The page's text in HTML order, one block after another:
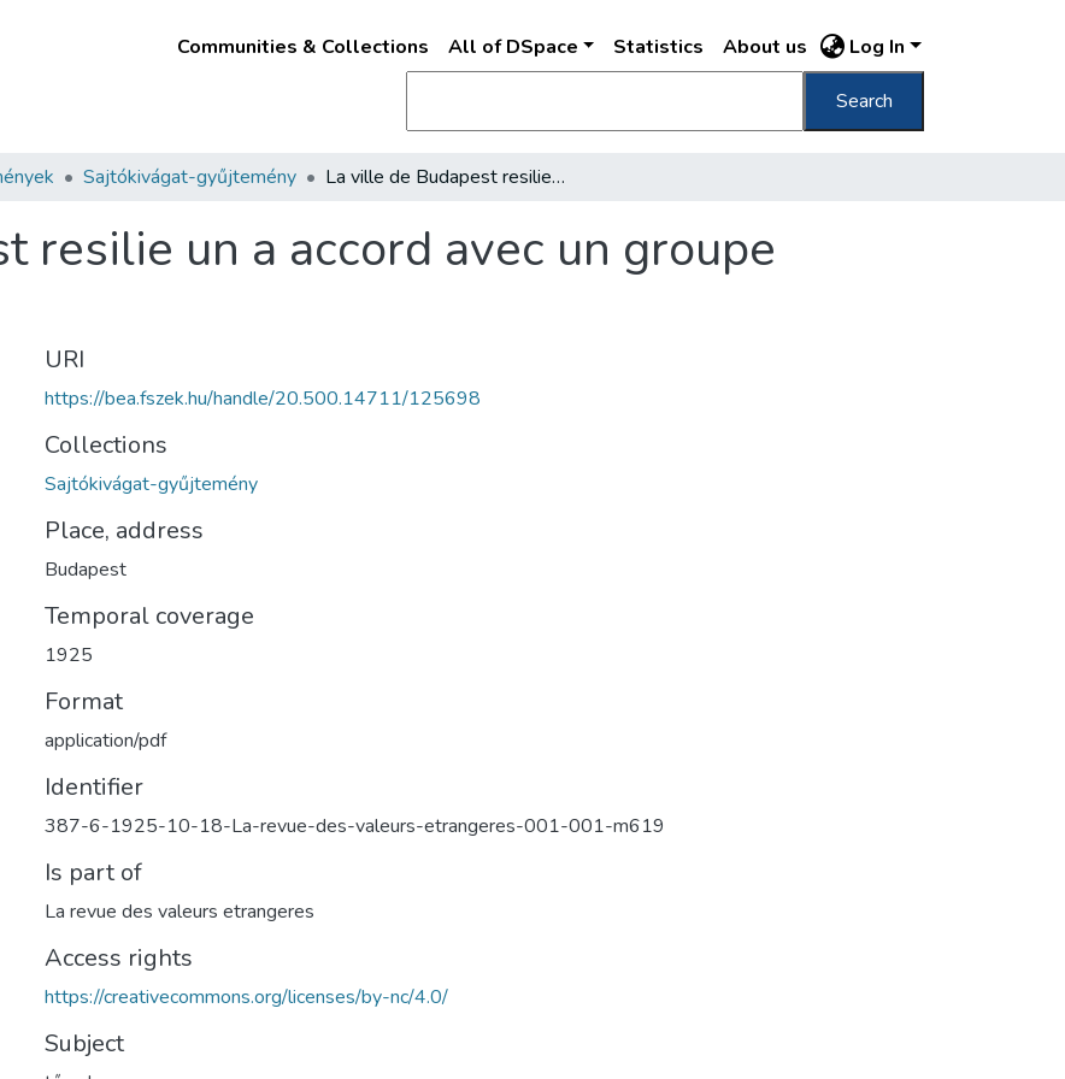
Communities & Collections All of DSpace Statistics About us Log In
Search
Sajtókivágat-gyűjtemény La ville de Budapest resilie un a accord avec un groupe français
resilie un a accord avec un groupe
URI
https://bea.fszek.hu/handle/20.500.14711/125698
Collections
Sajtókivágat-gyűjtemény
Place, address
Budapest
Temporal coverage
1925
Format
application/pdf
Identifier
387-6-1925-10-18-La-revue-des-valeurs-etrangeres-001-001-m619
Is part of
La revue des valeurs etrangeres
Access rights
https://creativecommons.org/licenses/by-nc/4.0/
Subject